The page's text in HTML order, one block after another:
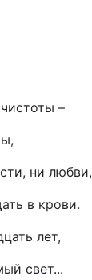
–
ни любви,
в крови.
лет,
свет...